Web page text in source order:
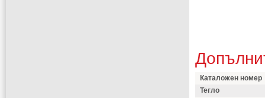
Каталожен номер
Тегло